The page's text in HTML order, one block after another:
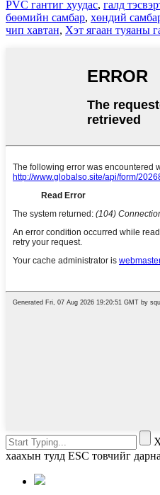
PVC гантиг хуудас, галд
бөөмийн самбар, хөндий
чип хавтан, Хэт ягаан туяаны
хаахын тулд ESC товчийг